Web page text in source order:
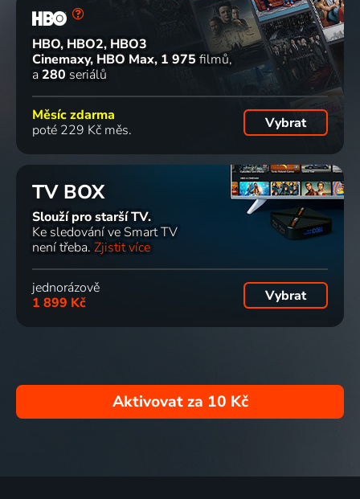
HBO, HBO2, HBO3
Cinemaxy, HBO Max 1 975 filmů
a 280 seriálů
Měsíc zdarma
poté 229 Kč měs.
Vybrat
TV BOX
Slouží pro starší TV.
Ke sledování ve Smart TV
není třeba. Zjistit více
jednorázově
1 899 Kč
Vybrat
Aktivovat za 10 Kč